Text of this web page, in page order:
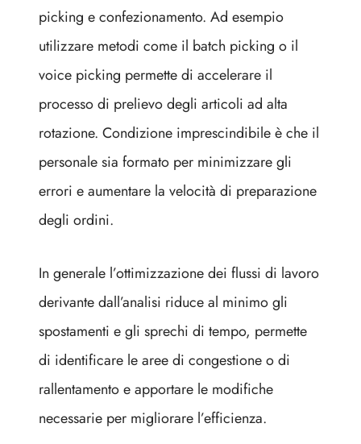
picking e confezionamento. Ad esempio
utilizzare metodi come il batch picking o il
voice picking permette di accelerare il
processo di prelievo degli articoli ad alta
rotazione. Condizione imprescindibile è che il
personale sia formato per minimizzare gli
errori e aumentare la velocità di preparazione
degli ordini.
In generale l’ottimizzazione dei flussi di lavoro
derivante dall’analisi riduce al minimo gli
spostamenti e gli sprechi di tempo, permette
di identificare le aree di congestione o di
rallentamento e apportare le modifiche
necessarie per migliorare l’efficienza.